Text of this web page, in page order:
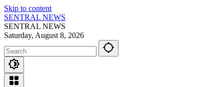
Skip to content
SENTRAL NEWS
SENTRAL NEWS
Saturday, August 8, 2026